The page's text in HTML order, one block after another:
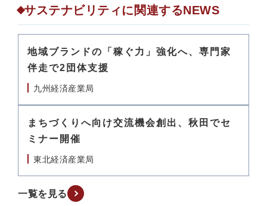
サステナビリティに関連するNEWS
地域ブランドの「稼ぐ力」強化へ、専門家
伴走で2団体支援
九州経済産業局
まちづくりへ向け交流機会創出、秋田でセ
ミナー開催
東北経済産業局
一覧を見る